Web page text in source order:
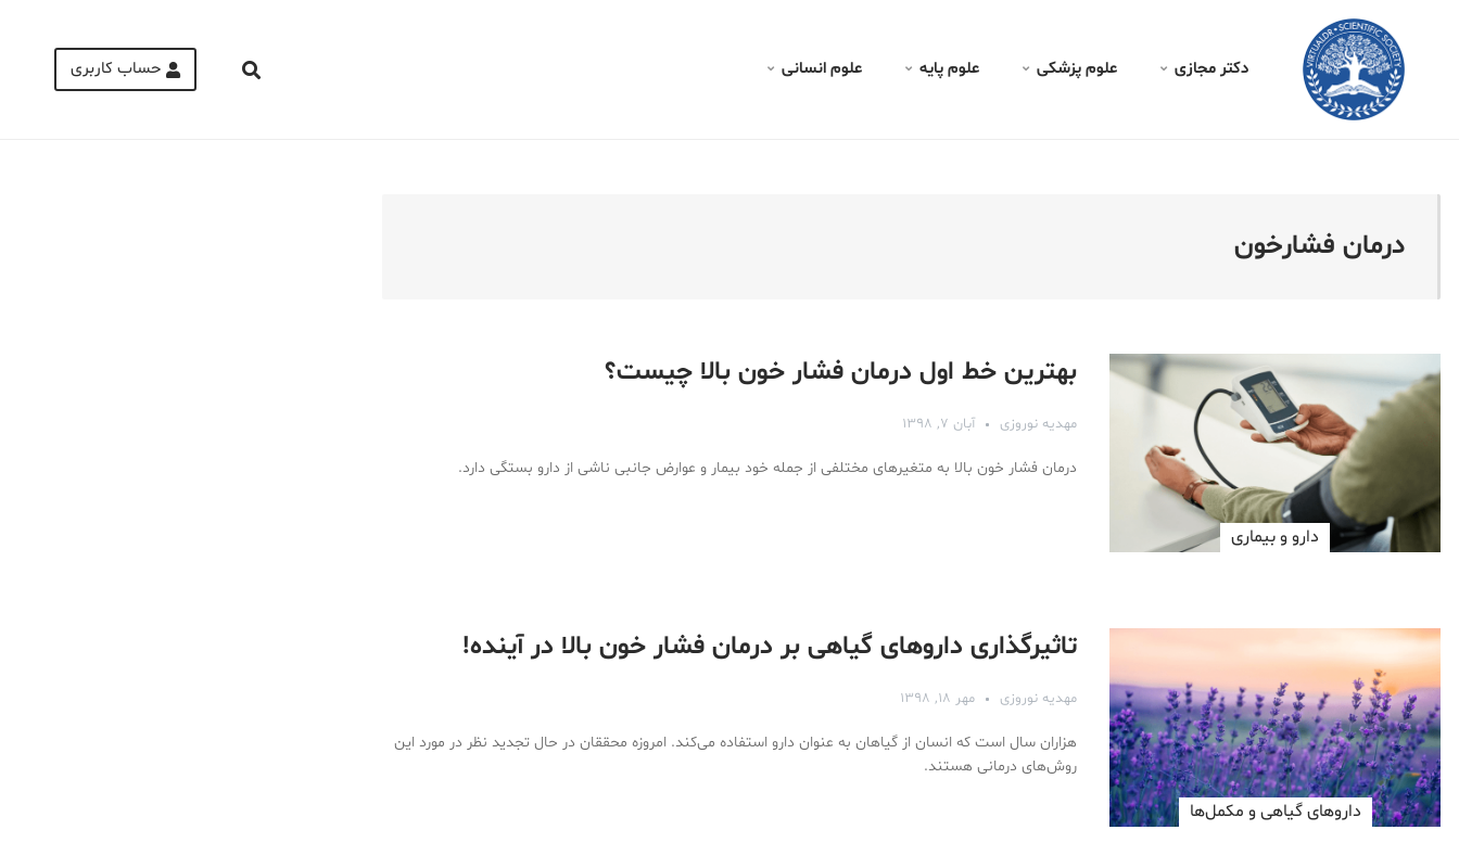
دکتر مجازی - درمان فشارخون
دکتر مجازی علوم پزشکی علوم پايه علوم انسانی حساب کاربری
درمان فشارخون
دارو‌ و بیماری
بهترین خط اول درمان فشار خون بالا چیست؟
مهدیه نوروزی آبان ۷, ۱۳۹۸
درمان فشار خون بالا به متغیرهای مختلفی از جمله خود بیمار و عوارض جانبی ناشی از دارو بستگی دارد.
داروهای گیاهی و مکمل‌ها
تاثیرگذاری داروهای گیاهی بر درمان فشار خون بالا در آینده!
مهدیه نوروزی مهر ۱۸, ۱۳۹۸
هزاران سال است که انسان‌ از گیاهان به عنوان دارو استفاده می‌کند. امروزه محققان در حال تجدید نظر در مورد این
روش‌های درمانی هستند.